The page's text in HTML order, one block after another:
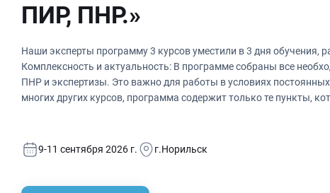
ПИР, ПНР.»
Наши эксперты программу 3 курсов уместили в 3 дня
Комплексность и актуальность: В программе собраны все необходимые разделы касающиеся ценообразования и сметного нормирования, капитального ремонта ПИР,
ПНР и экспертизы. Это важно для работы в условиях постоянных изменений
многих других курсов, программа содержит только те пункты,
9-11 сентября 2026 г.
г.Норильск